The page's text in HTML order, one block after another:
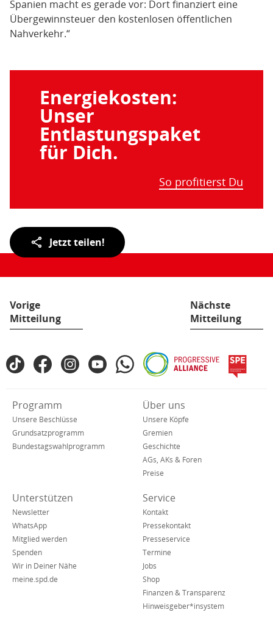
Spanien macht es gerade vor: Dort finanziert eine
Übergewinnsteuer den kostenlosen öffentlichen
Nahverkehr.“
Energiekosten:
Unser
Entlastungspaket
für Dich.
So profitierst Du
Teilen
der
Jetzt teilen!
Vorige
Mitteilung
Nächste
Mitteilung
Fußbereich
SPD
sozialen
Netzwerken
TikTokFacebookInstagramYouTubeWhatsAppProgressive
Alliance
Verkürzte
Navigation
Programm
Unsere Beschlüsse
Grundsatzprogramm
Bundestagswahlprogramm
Über uns
Unsere Köpfe
Gremien
Geschichte
AGs, AKs & Foren
Preise
Unterstützen
Newsletter
WhatsApp
Mitglied werden
Spenden
Wir in Deiner Nähe
meine.spd.de
Service
Kontakt
Pressekontakt
Presseservice
Termine
Jobs
Shop
Finanzen & Transparenz
Hinweisgeber*insystem